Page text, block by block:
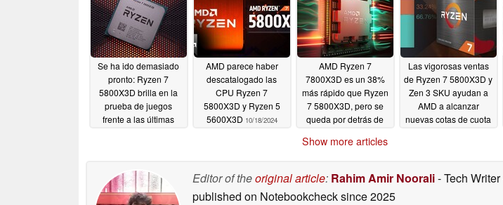
Se ha ido demasiado
pronto: Ryzen 7
5800X3D brilla en la
prueba de juegos
frente a las últimas
AMD parece haber
descatalogado las
CPU Ryzen 7
5800X3D y Ryzen 5
5600X3D 10/18/2024
AMD Ryzen 7
7800X3D es un 38%
más rápido que Ryzen
7 5800X3D, pero se
queda por detrás de
prueba SiSoftware
03/29/2023
Las vigorosas ventas
de Ryzen 7 5800X3D y
Zen 3 SKU ayudan a
AMD a alcanzar
nuevas cotas de cuota
Show more articles
Editor of theoriginal article: Rahim Amir Noorali- Tech Writer
published on Notebookchecksince 2025